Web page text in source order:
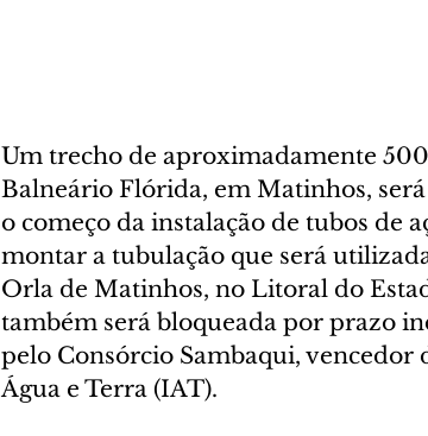
Um trecho de aproximadamente
Balneário Flórida, em Matinhos,
o começo da instalação de tubos de
montar a tubulação que será
Orla de Matinhos, no Litoral do
também será bloqueada por prazo
pelo Consórcio Sambaqui, vencedor
Água e Terra (IAT).